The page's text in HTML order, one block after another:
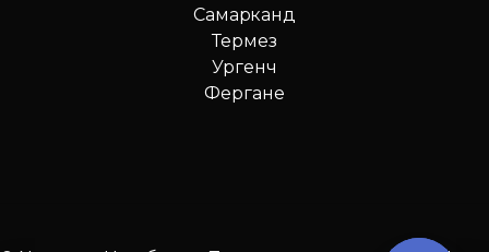
Самарканд
Термез
Ургенч
Фергане